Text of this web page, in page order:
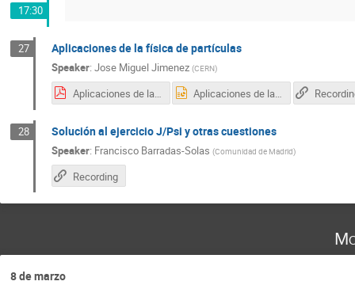
17:30
27 Aplicaciones de la física de partículas
Speaker: Jose Miguel Jimenez (CERN)
Aplicaciones de la Fisica de Particulas v2.0 (16-9).pdf Aplicaciones de la Fisica de Particulas v2.0 (16-9).pptx
28 Solución al ejercicio J/Psi y otras cuestiones
Speaker: Francisco Barradas-Solas (Comunidad de Madrid)
Recording
8 de marzo